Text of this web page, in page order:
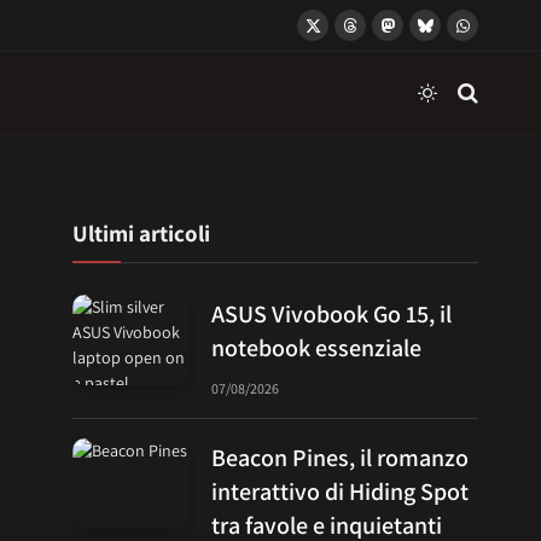
X
ThreadsMastodon
BlueskyWhatsApp
Ultimi articoli
ASUS Vivobook Go 15, il
notebook essenziale
07/08/2026
Beacon Pines, il romanzo
interattivo di Hiding Spot
tra favole e inquietanti